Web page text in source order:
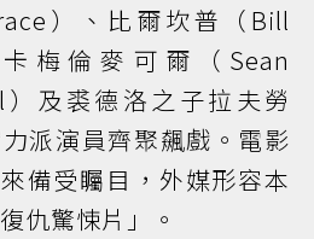
）、比爾坎普（Bill
梅倫麥可爾（Sean
）及裘德洛之子拉夫勞
力派演員齊聚飆戲。電影
備受矚目，外媒形容本
仇驚悚片」。